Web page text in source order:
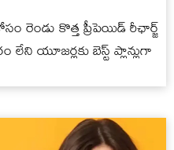
రెండు కొత్త ప్రీపెయిడ్ రీఛార్జ్
యూజర్లకు బెస్ట్ ప్లాన్లుగా